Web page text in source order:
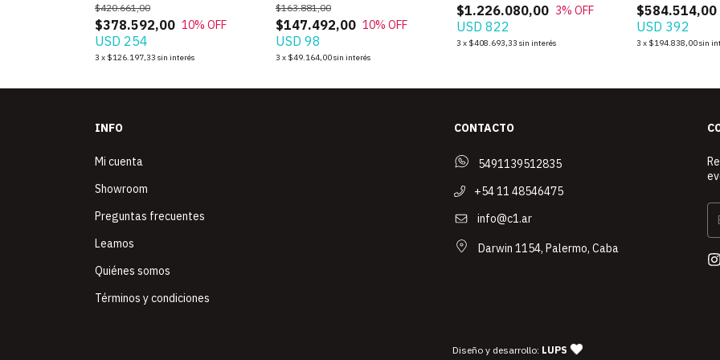
$378.592,00
$420.661,00
10% OFF
USD 254
3 x $126.197,33 sin interés
$147.492,00
$163.881,00
10% OFF
USD 98
3 x $49.164,00sin interés
$1.226.080,00 3% OFF
USD 822
3 x $408.693,33 sin interés
$584.514,00
USD 392
3 x $194.838,00sin
INFO
Mi cuenta
Showroom
Preguntas frecuentes
Leamos
Quiénes somos
Términos y condiciones
CONTACTO
5491139512835
+54 11 48546475
info@c1.ar
Darwin 1154, Palermo, Caba
Diseño y desarrollo: LUPS — agencia de diseño y desarrollo